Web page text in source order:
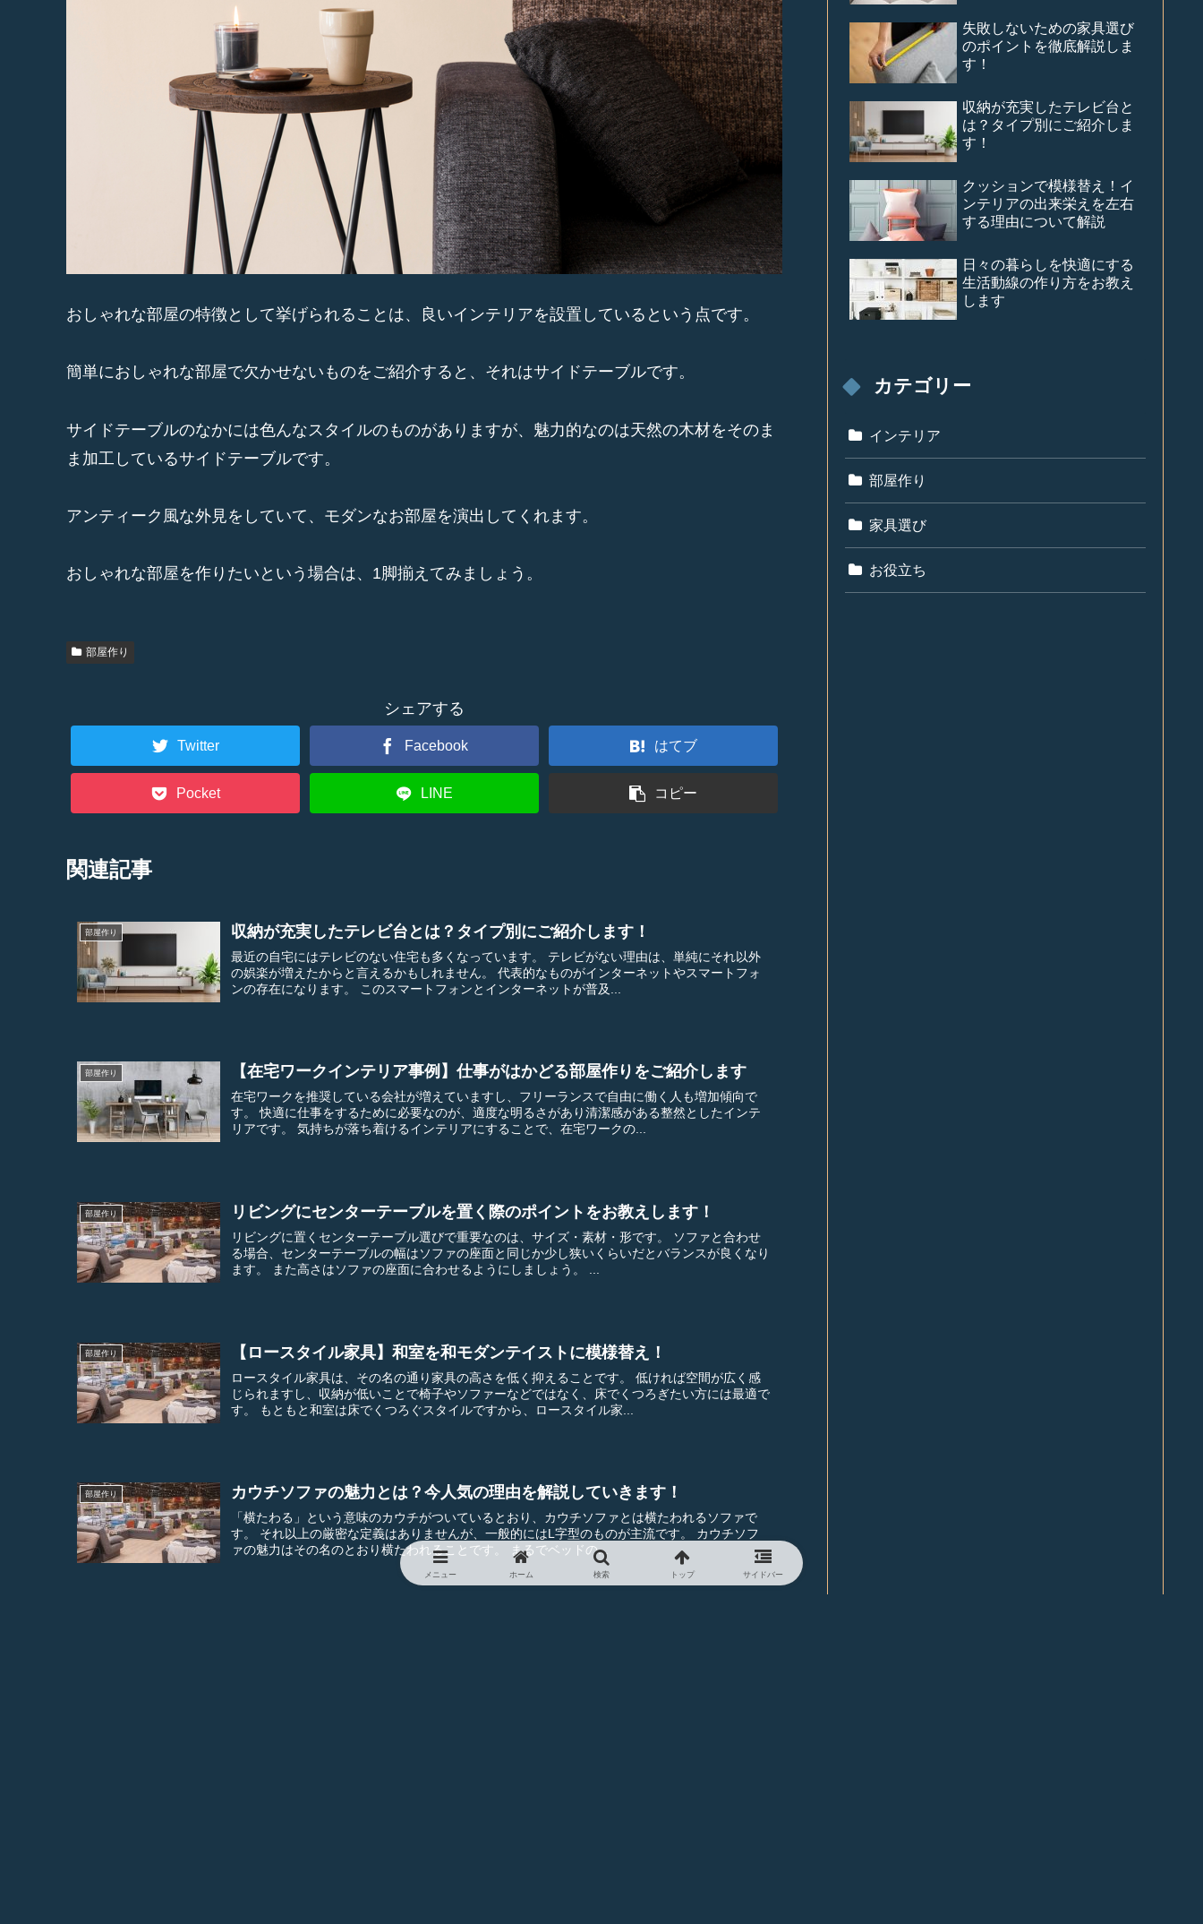
おしゃれな部屋の特徴として挙げられることは、良いインテリアを設置しているという点です。
簡単におしゃれな部屋で欠かせないものをご紹介すると、それはサイドテーブルです。
サイドテーブルのなかには色んなスタイルのものがありますが、魅力的なのは天然の木材をそのま
ま加工しているサイドテーブルです。
アンティーク風な外見をしていて、モダンなお部屋を演出してくれます。
おしゃれな部屋を作りたいという場合は、1脚揃えてみましょう。
部屋作り
シェアする
Twitter Facebook はてブ
Pocket LINE コピー
関連記事
部屋作り 収納が充実したテレビ台とは？タイプ別にご紹介します！
最近の自宅にはテレビのない住宅も多くなっています。 テレビがない理由は、単純にそれ以外
の娯楽が増えたからと言えるかもしれません。 代表的なものがインターネットやスマートフォ
ンの存在になります。 このスマートフォンとインターネットが普及...
部屋作り 【在宅ワークインテリア事例】仕事がはかどる部屋作りをご紹介します
在宅ワークを推奨している会社が増えていますし、フリーランスで自由に働く人も増加傾向で
す。 快適に仕事をするために必要なのが、適度な明るさがあり清潔感がある整然としたインテ
リアです。 気持ちが落ち着けるインテリアにすることで、在宅ワークの...
部屋作り リビングにセンターテーブルを置く際のポイントをお教えします！
リビングに置くセンターテーブル選びで重要なのは、サイズ・素材・形です。 ソファと合わせ
る場合、センターテーブルの幅はソファの座面と同じか少し狭いくらいだとバランスが良くなり
部屋作り 【ロースタイル家具】和室を和モダンテイストに模様替え！
ロースタイル家具は、その名の通り家具の高さを低く抑えることです。 低ければ空間が広く感
じられますし、収納が低いことで椅子やソファーなどではなく、床でくつろぎたい方には最適で
す。 もともと和室は床でくつろぐスタイルですから、ロースタイル家...
部屋作り カウチソファの魅力とは？今人気の理由を解説していきます！
「横たわる」という意味のカウチがついているとおり、カウチソファとは横たわれるソファで
す。 それ以上の厳密な定義はありませんが、一般的にはL字型のものが主流です。 カウチソフ
ァの魅力はその名のとおり横たわれることです。 まるでベッドの...
失敗しないための家具選び
のポイントを徹底解説しま
す！
収納が充実したテレビ台と
は？タイプ別にご紹介しま
す！
クッションで模様替え！イ
ンテリアの出来栄えを左右
する理由について解説
日々の暮らしを快適にする
生活動線の作り方をお教え
します
カテゴリー
インテリア
部屋作り
家具選び
お役立ち
メニュー ホーム 検索 トップ サイドバー